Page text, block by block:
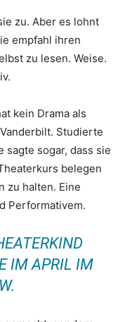
zu. Aber es lohnt
empfahl ihren
zu lesen. Weise.
kein Drama als
Studierte
sagte sogar, dass sie
belegen
zu halten. Eine
Performativem.
IM APRIL IM
.